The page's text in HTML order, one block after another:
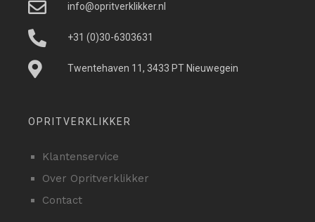
info@opritverklikker.nl
+31 (0)30-6303631
Twentehaven 11, 3433 PT Nieuwegein
OPRITVERKLIKKER
Klantenservice
Over Opritverklikker
Contact